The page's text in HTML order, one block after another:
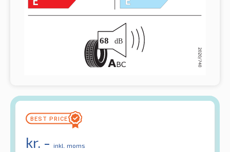
kr. - inkl. moms